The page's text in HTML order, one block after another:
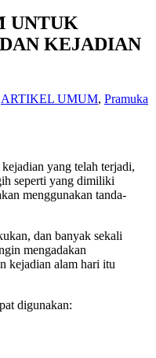
UNTUK
KEJADIAN
ARTIKEL UMUM, Pramuka
yang telah terjadi,
seperti yang dimiliki
menggunakan tanda-
dan banyak sekali
mengadakan
kejadian alam hari itu
digunakan: